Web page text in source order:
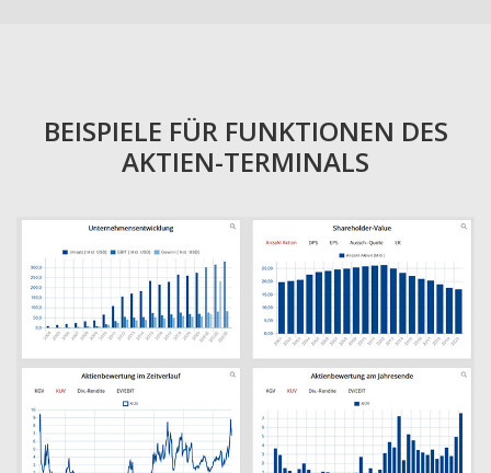
BEISPIELE FÜR FUNKTIONEN DES
AKTIEN-TERMINALS